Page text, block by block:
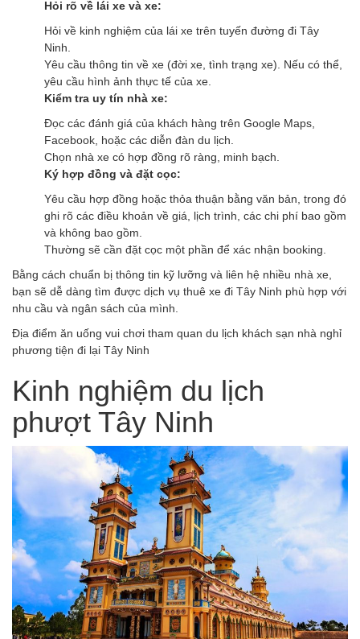
Hỏi rõ về lái xe và xe:
Hỏi về kinh nghiệm của lái xe trên tuyến đường đi Tây
Ninh.
Yêu cầu thông tin về xe (đời xe, tình trạng xe). Nếu có thể,
yêu cầu hình ảnh thực tế của xe.
Kiểm tra uy tín nhà xe:
Đọc các đánh giá của khách hàng trên Google Maps,
Facebook, hoặc các diễn đàn du lịch.
Chọn nhà xe có hợp đồng rõ ràng, minh bạch.
Ký hợp đồng và đặt cọc:
Yêu cầu hợp đồng hoặc thỏa thuận bằng văn bản, trong đó
ghi rõ các điều khoản về giá, lịch trình, các chi phí bao gồm
và không bao gồm.
Thường sẽ cần đặt cọc một phần để xác nhận booking.
Bằng cách chuẩn bị thông tin kỹ lưỡng và liên hệ nhiều nhà xe,
bạn sẽ dễ dàng tìm được dịch vụ thuê xe đi Tây Ninh phù hợp với
nhu cầu và ngân sách của mình.
Địa điểm ăn uống vui chơi tham quan du lịch khách sạn nhà nghỉ
phương tiện đi lại Tây Ninh
Kinh nghiệm du lịch
phượt Tây Ninh